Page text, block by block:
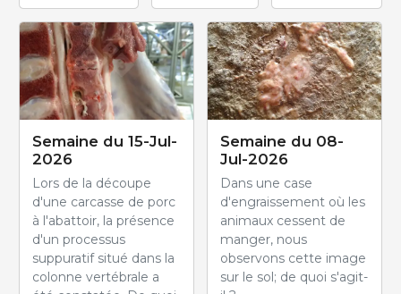
Semaine du 15-Jul-
2026
Lors de la découpe
d'une carcasse de porc
à l'abattoir, la présence
d'un processus
suppuratif situé dans la
colonne vertébrale a
Semaine du 08-
Jul-2026
Dans une case
d'engraissement où les
animaux cessent de
manger, nous
observons cette image
sur le sol; de quoi s'agit-